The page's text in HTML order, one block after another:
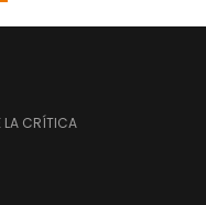
LA CRÍTICA